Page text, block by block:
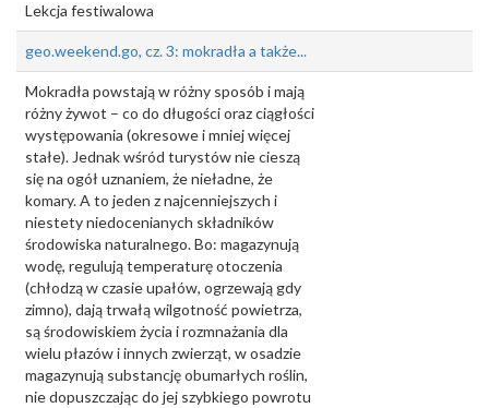
Lekcja festiwalowa
geo.weekend.go, cz. 3: mokradła a także...
Mokradła powstają w różny sposób i mają
różny żywot – co do długości oraz ciągłości
występowania (okresowe i mniej więcej
stałe). Jednak wśród turystów nie cieszą
się na ogół uznaniem, że nieładne, że
komary. A to jeden z najcenniejszych i
niestety niedocenianych składników
środowiska naturalnego. Bo: magazynują
wodę, regulują temperaturę otoczenia
(chłodzą w czasie upałów, ogrzewają gdy
zimno), dają trwałą wilgotność powietrza,
są środowiskiem życia i rozmnażania dla
wielu płazów i innych zwierząt, w osadzie
magazynują substancję obumarłych roślin,
nie dopuszczając do jej szybkiego powrotu